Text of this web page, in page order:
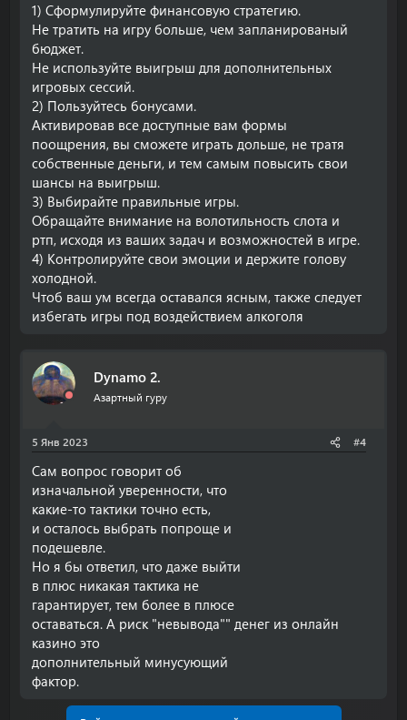
1) Сформулируйте финансовую стратегию.
Не тратить на игру больше, чем запланированый
бюджет.
Не используйте выигрыш для дополнительных
игровых сессий.
2) Пользуйтесь бонусами.
Активировав все доступные вам формы
поощрения, вы сможете играть дольше, не тратя
собственные деньги, и тем самым повысить свои
шансы на выигрыш.
3) Выбирайте правильные игры.
Обращайте внимание на волотильность слота и
ртп, исходя из ваших задач и возможностей в игре.
4) Контролируйте свои эмоции и держите голову
холодной.
Чтоб ваш ум всегда оставался ясным, также следует
избегать игры под воздействием алкоголя
Dynamo 2.
Азартный гуру
5 Янв 2023 #4
Сам вопрос говорит об
изначальной уверенности, что
какие-то тактики точно есть,
и осталось выбрать попроще и
подешевле.
Но я бы ответил, что даже выйти
в плюс никакая тактика не
гарантирует, тем более в плюсе
оставаться. А риск "невывода"" денег из онлайн
казино это
дополнительный минусующий
фактор.